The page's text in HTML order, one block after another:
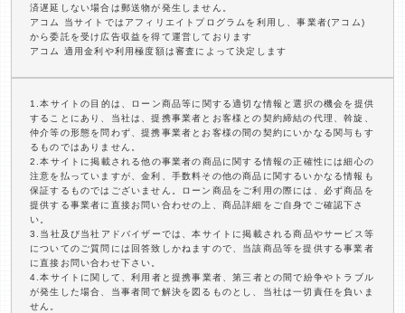
済遅延しない場合は郵送物が発生しません。
アコム 当サイトではアフィリエイトプログラムを利用し、事業者(アコム)
から委託を受け広告収益を得て運営しております
アコム 適用金利や利用極度額は審査によって決定します
1.本サイトの目的は、ローン商品等に関する適切な情報と選択の機会を提供
することにあり、当社は、提携事業者とお客様との契約締結の代理、斡旋、
仲介等の形態を問わず、提携事業者とお客様の間の契約にいかなる関与もす
るものではありません。
2.本サイトに掲載される他の事業者の商品に関する情報の正確性には細心の
注意を払っていますが、金利、手数料その他の商品に関するいかなる情報も
保証するものではございません。ローン商品をご利用の際には、必ず商品を
提供する事業者に直接お問い合わせの上、商品詳細をご自身でご確認下さ
い。
3.当社及び当社アドバイザーでは、本サイトに掲載される商品やサービス等
についてのご質問には回答致しかねますので、当該商品等を提供する事業者
に直接お問い合わせ下さい。
4.本サイトに関して、利用者と提携事業者、第三者との間で紛争やトラブル
が発生した場合、当事者間で解決を図るものとし、当社は一切責任を負いま
せん。